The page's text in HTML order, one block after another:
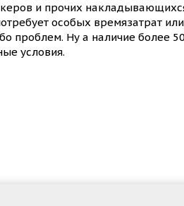
и прочих
особых времязатрат
проблем. Ну а наличие более
условия.